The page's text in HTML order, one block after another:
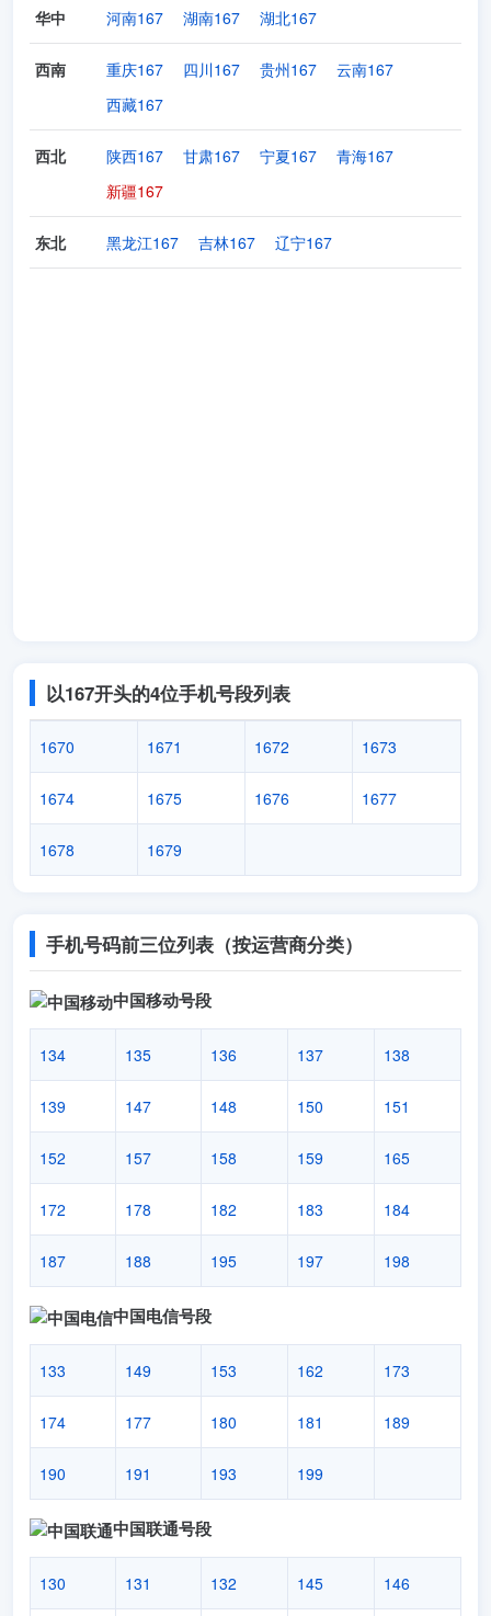
华中 河南167 湖南167 湖北167
西南 重庆167 四川167 贵州167
云南167
西藏167
西北 陕西167 甘肃167 宁夏167
青海167
新疆167
东北 黑龙江167 吉林167 辽宁167
以167开头的4位手机号段列表
1670 1671 1672 1673
1674 1675 1676 1677
1678 1679
手机号码前三位列表（按运营商分类）
中国移动号段
134 135 136 137 138
139 147 148 150 151
152 157 158 159 165
172 178 182 183 184
187 188 195 197 198
中国电信号段
133 149 153 162 173
174 177 180 181 189
190 191 193 199
中国联通号段
130 131 132 145 146